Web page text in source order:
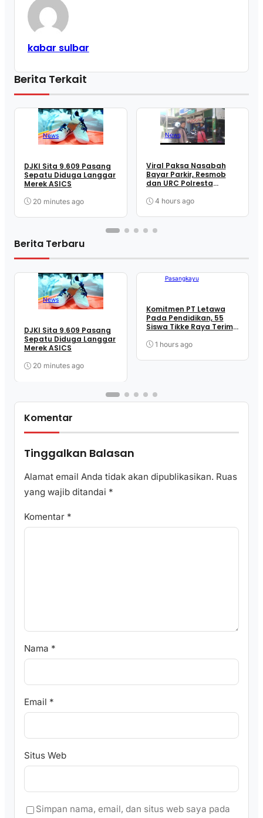
kabar sulbar
Berita Terkait
News
DJKI Sita 9.609 Pasang
Sepatu Diduga Langgar
Merek ASICS
20 minutes ago
News
Viral Paksa Nasabah
Bayar Parkir, Resmob
dan URC Polresta
Juru Parkir
4 hours ago
Berita Terbaru
News
DJKI Sita 9.609 Pasang
Sepatu Diduga Langgar
Merek ASICS
20 minutes ago
Pasangkayu
Komitmen PT Letawa
Pada Pendidikan, 55
Siswa Tikke Raya Terima
1 hours ago
Komentar
Tinggalkan Balasan
Alamat email Anda tidak akan dipublikasikan. Ruas
yang wajib ditandai *
Komentar *
Nama *
Email *
Situs Web
Simpan nama, email, dan situs web saya pada